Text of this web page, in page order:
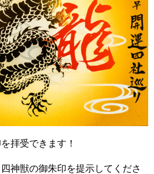
拝受できます！
神獣の御朱印を提示してくださ